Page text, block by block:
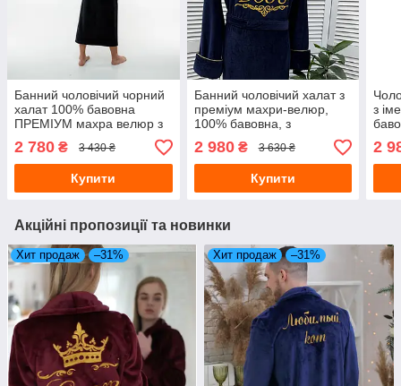
Банний чоловічий чорний
халат 100% бавовна
ПРЕМІУМ махра велюр з
індивідуальною вишивкою
довгий з коміром
2 780 ₴ 3 430 ₴
Купити
Банний чоловічий халат з
преміум махри-велюр,
100% бавовна, з
індивідуальною вишивкою,
з капюшоном, синього
кольору
2 980₴ 3 630 ₴
Купити
з
2
Акційні пропозиції та новинки
Хит продаж –31% Хит продаж –31%